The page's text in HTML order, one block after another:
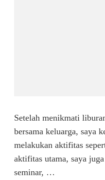
Setelah menikmati
bersama keluarga, saya
melakukan aktifitas
aktifitas utama, saya
seminar, …